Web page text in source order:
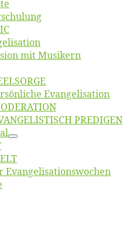
mit Musikern
Evangelisation
PREDIGEN